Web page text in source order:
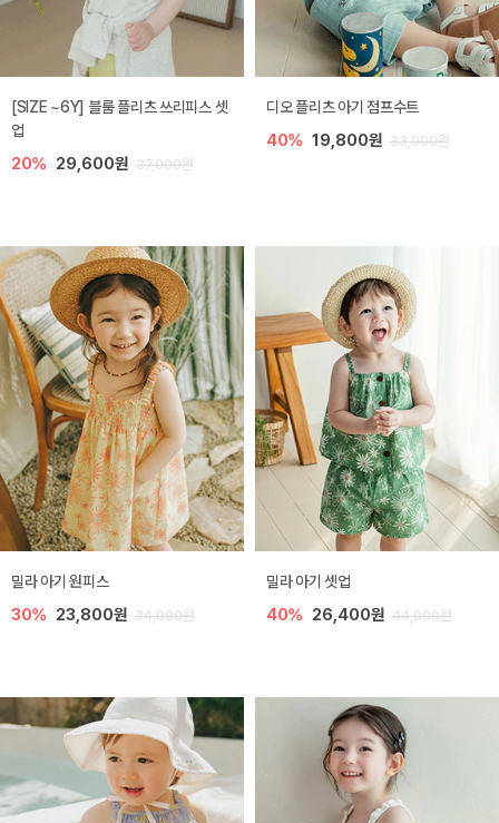
[SIZE ~6Y] 블룸 플리츠 쓰리피스 셋
업
20% 29,600원 37,000원
디오 플리츠 아기 점프수트
40% 19,800원 33,000원
밀라 아기 원피스
30% 23,800원 34,000원
밀라 아기 셋업
40% 26,400원 44,000원